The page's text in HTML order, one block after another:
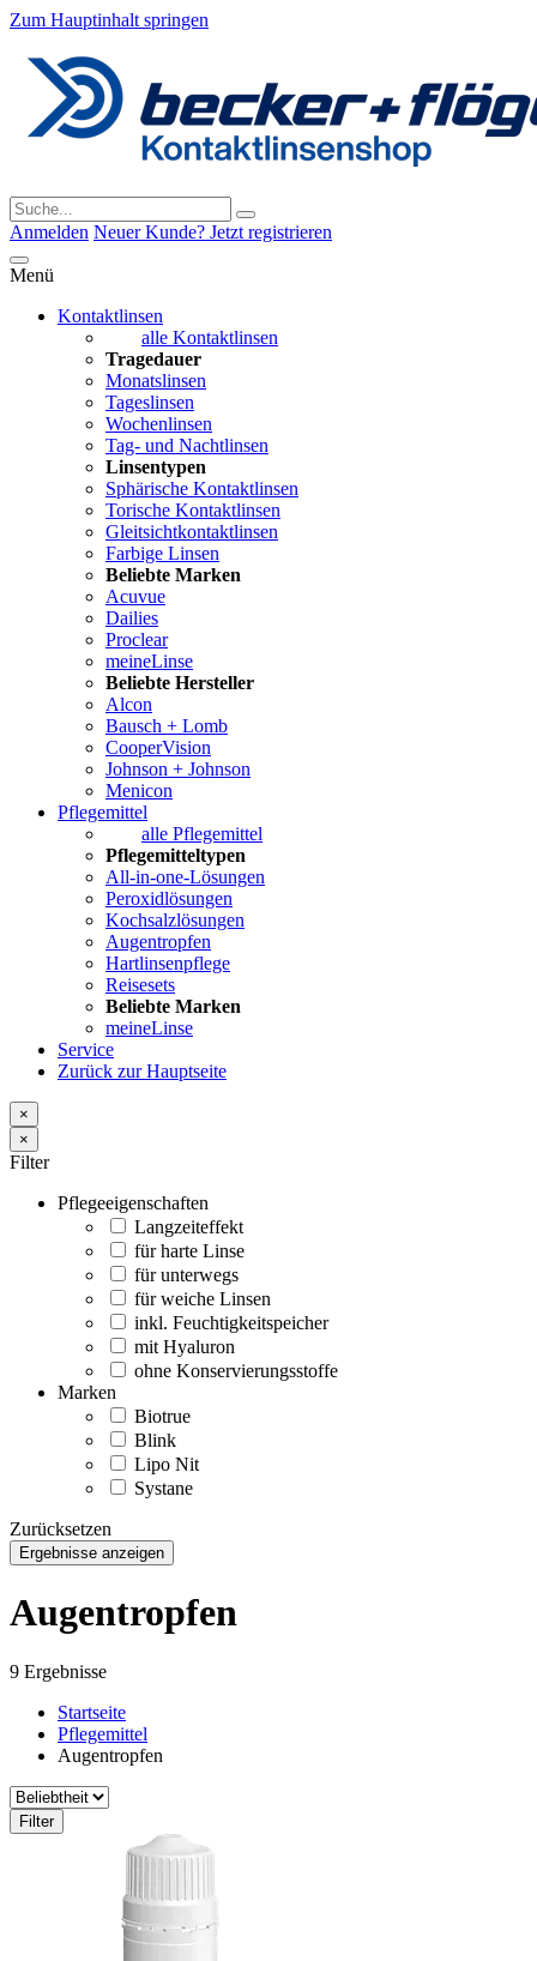
Zum Hauptinhalt springen
Anmelden Neuer Kunde? Jetzt registrieren
Menü
Kontaktlinsen
alle Kontaktlinsen
Tragedauer
Monatslinsen
Tageslinsen
Wochenlinsen
Tag- und Nachtlinsen
Linsentypen
Sphärische Kontaktlinsen
Torische Kontaktlinsen
Gleitsichtkontaktlinsen
Farbige Linsen
Beliebte Marken
Acuvue
Dailies
Proclear
meineLinse
Beliebte Hersteller
Alcon
Bausch + Lomb
CooperVision
Johnson + Johnson
Menicon
Pflegemittel
alle Pflegemittel
Pflegemitteltypen
All-in-one-Lösungen
Peroxidlösungen
Kochsalzlösungen
Augentropfen
Hartlinsenpflege
Reisesets
Beliebte Marken
meineLinse
Service
Zurück zur Hauptseite
×
×
Filter
Pflegeeigenschaften
Langzeiteffekt
für harte Linse
für unterwegs
für weiche Linsen
inkl. Feuchtigkeitspeicher
mit Hyaluron
ohne Konservierungsstoffe
Marken
Biotrue
Blink
Lipo Nit
Systane
Zurücksetzen
Ergebnisse anzeigen
Augentropfen
9 Ergebnisse
Startseite
Pflegemittel
Augentropfen
Filter